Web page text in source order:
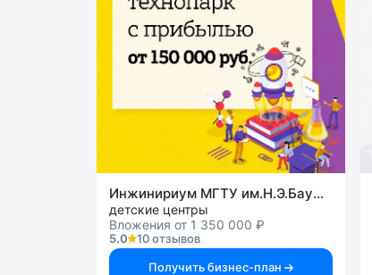
Инжинириум МГТУ им.Н.Э.Баумана
детские центры
Вложения от 1 350 000 ₽
5.0
10 отзывов
Получить бизнес-план